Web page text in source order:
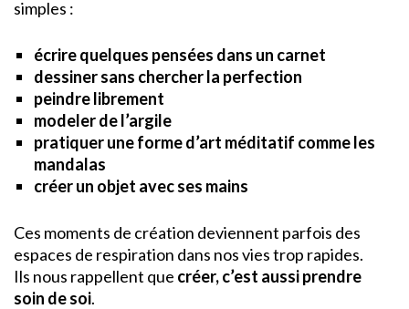
simples :
écrire quelques pensées dans un carnet
dessiner sans chercher la perfection
peindre librement
modeler de l’argile
pratiquer une forme d’art méditatif comme les
mandalas
créer un objet avec ses mains
Ces moments de création deviennent parfois des
espaces de respiration dans nos vies trop rapides.
Ils nous rappellent que créer, c’est aussi prendre
soin de soi.